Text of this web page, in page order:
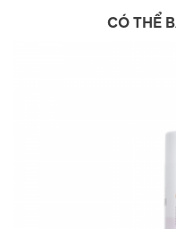
CÓ THỂ